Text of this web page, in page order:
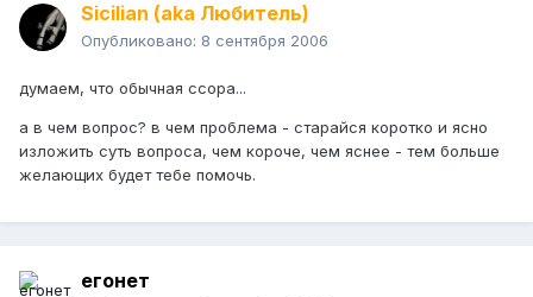
Sicilian (aka Любитель)
Опубликовано: 8 сентября 2006
думаем, что обычная ссора...
а в чем вопрос? в чем проблема - старайся коротко и ясно
изложить суть вопроса, чем короче, чем яснее - тем больше
желающих будет тебе помочь.
егонет